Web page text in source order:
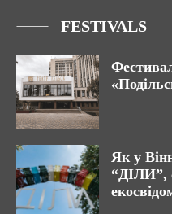
FESTIVALS
Як у
“ДІЛИ”,